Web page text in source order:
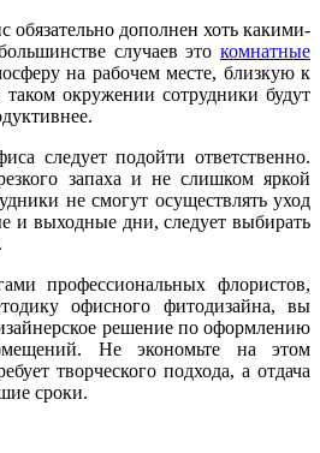
дополнен хоть какими-
случаев это комнатные
на рабочем месте, близкую к
окружении сотрудники будут
следует подойти ответственно.
запаха и не слишком яркой
не смогут осуществлять уход
и выходные дни, следует выбирать
профессиональных флористов,
офисного фитодизайна, вы
решение по оформлению
Не экономьте на этом
творческого подхода, а отдача
сроки.